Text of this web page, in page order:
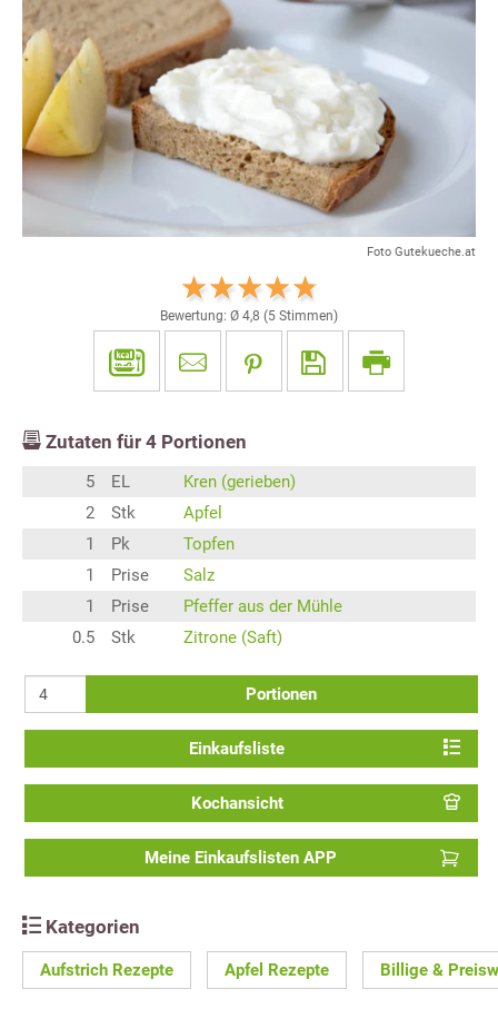
Foto Gutekueche.at
Bewertung: Ø 4,8 (5 Stimmen)
Zutaten für 4 Portionen
5 EL
Kren (gerieben)
2
Stk
Apfel
1
Pk
Topfen
1
Prise
Salz
1
Prise
Pfeffer aus der Mühle
0.5
Stk Zitrone (Saft)
Portionen
Einkaufsliste
Kochansicht
Meine Einkaufslisten APP
Kategorien
Aufstrich Rezepte Apfel Rezepte Billige &